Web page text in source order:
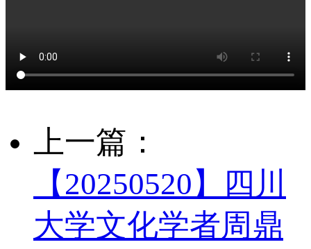
上一篇：
【20250520】四川
大学文化学者周鼎